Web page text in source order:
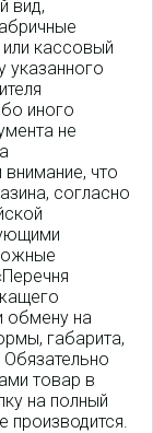
вид,
кассовый
указанного
иного
не
что
согласно
обмену на
габарита,
товар в
на полный
производится.